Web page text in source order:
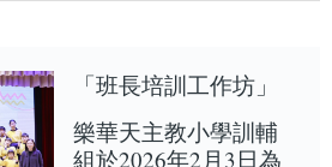
「班長培訓工作坊」
樂華天主教小學訓輔
組於2026年2月3日為